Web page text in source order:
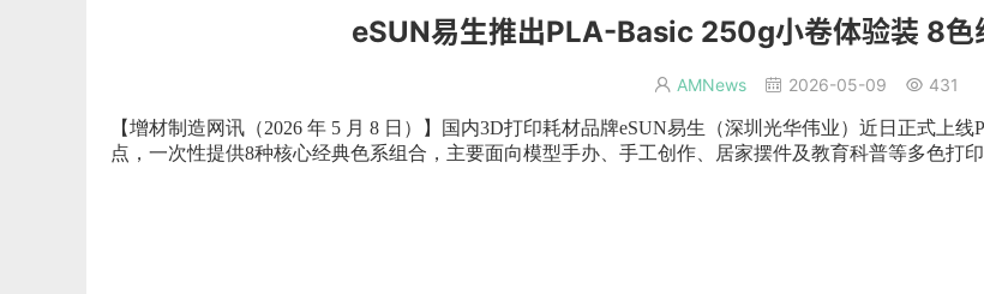
eSUN易生推出PLA-Basic 250g小卷体验装 8色
 AMNews  2026-05-09  431
【增材制造网讯（2026 年 5 月 8 日）】国内3D打印耗材品牌eSUN易生（深圳光华伟业）近日正式上
点，一次性提供8种核心经典色系组合，主要面向模型手办、手工创作、居家摆件及教育科普等多色打印